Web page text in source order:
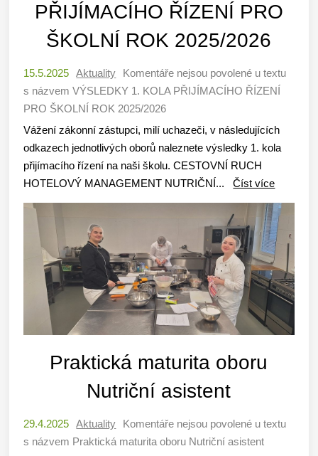
PŘIJÍMACÍHO ŘÍZENÍ PRO
ŠKOLNÍ ROK 2025/2026
15.5.2025 Aktuality Komentáře nejsou povolené u textu
s názvem VÝSLEDKY 1. KOLA PŘIJÍMACÍHO ŘÍZENÍ
PRO ŠKOLNÍ ROK 2025/2026
Vážení zákonní zástupci, milí uchazeči, v následujících
odkazech jednotlivých oborů naleznete výsledky 1. kola
přijímacího řízení na naši školu. CESTOVNÍ RUCH
HOTELOVÝ MANAGEMENT NUTRIČNÍ...Číst více
Praktická maturita oboru
Nutriční asistent
29.4.2025 Aktuality Komentáře nejsou povolené u textu
s názvem Praktická maturita oboru Nutriční asistent